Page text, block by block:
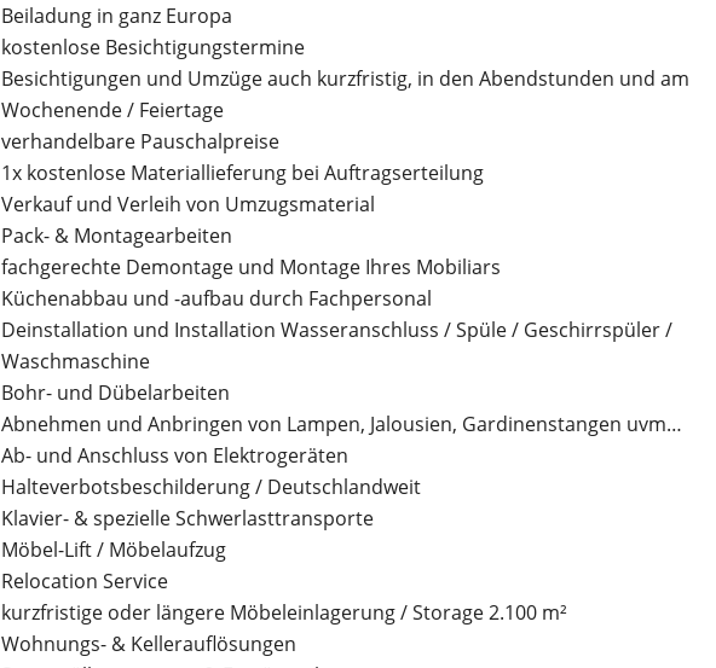
Beiladung in ganz Europa
kostenlose Besichtigungstermine
Besichtigungen und Umzüge auch kurzfristig, in den Abendstunden und am
Wochenende / Feiertage
verhandelbare Pauschalpreise
1x kostenlose Materiallieferung bei Auftragserteilung
Verkauf und Verleih von Umzugsmaterial
Pack- & Montagearbeiten
fachgerechte Demontage und Montage Ihres Mobiliars
Küchenabbau und -aufbau durch Fachpersonal
Deinstallation und Installation Wasseranschluss / Spüle / Geschirrspüler /
Waschmaschine
Bohr- und Dübelarbeiten
Abnehmen und Anbringen von Lampen, Jalousien, Gardinenstangen uvm…
Ab- und Anschluss von Elektrogeräten
Halteverbotsbeschilderung / Deutschlandweit
Klavier- & spezielle Schwerlasttransporte
Möbel-Lift / Möbelaufzug
Relocation Service
kurzfristige oder längere Möbeleinlagerung / Storage 2.100 m²
Wohnungs- & Kellerauflösungen